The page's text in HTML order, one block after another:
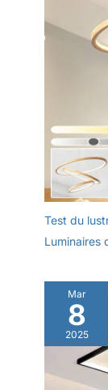
Test du
Luminaires
Mar
8
2025